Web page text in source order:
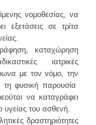
νομοθεσίας, να
εξετάσεις σε τρίτα
καταχώρηση
ιατρικές
με τον νόμο, την
τη φυσική παρουσία
να καταγράφει
υγείας του ασθενή.
δραστηριότητες